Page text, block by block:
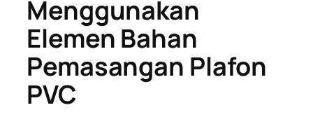
Menggunakan
Elemen Bahan
Pemasangan Plafon
PVC